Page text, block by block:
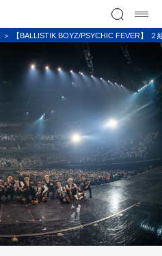
【BALLISTIK BOYZ/PSYCHIC FEVER】